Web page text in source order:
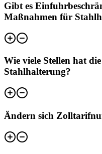
Gibt es
Maßnahmen für
Wie viele Stellen hat
Stahlhalterung?
Ändern sich